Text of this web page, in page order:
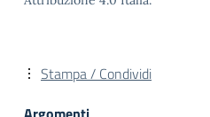
Stampa / Condividi